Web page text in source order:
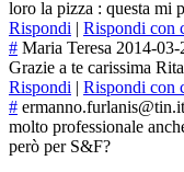
loro la pizza : questa mi
Rispondi | Rispondi con
# Maria Teresa 2014-
Grazie a te carissima
Rispondi | Rispondi con
# ermanno.furlanis@tin.it
molto professionale
però per S&F?